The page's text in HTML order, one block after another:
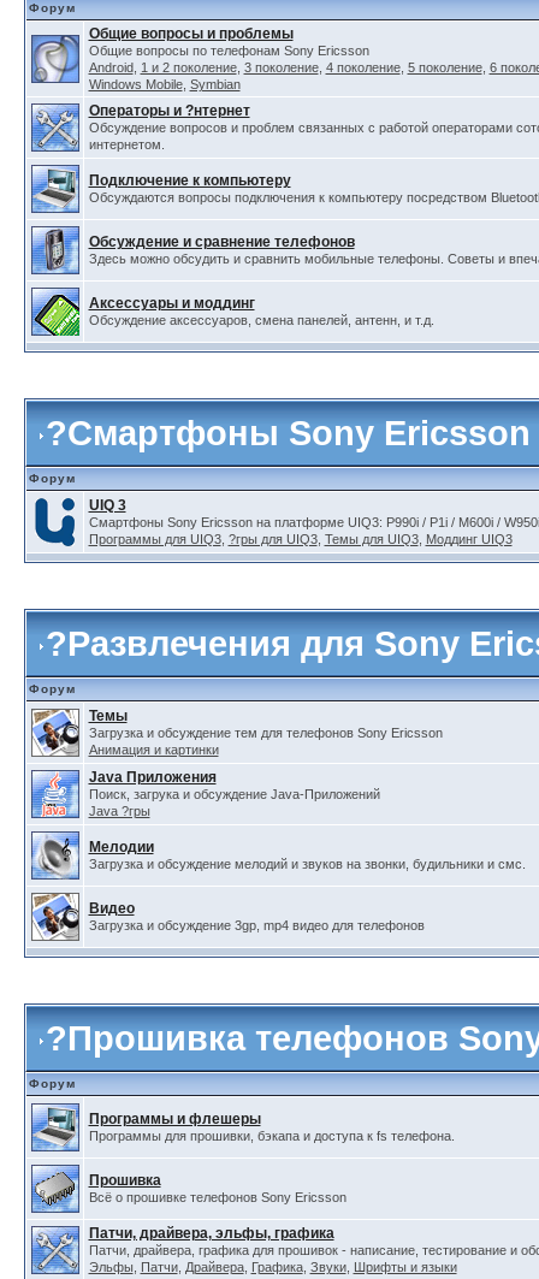
Форум
Общие вопросы и проблемы
Общие вопросы по телефонам Sony Ericsson
Android, 1 и 2 поколение, 3 поколение, 4 поколение, 5 поколение, 6
Windows Mobile, Symbian
Операторы и ?нтернет
Обсуждение вопросов и проблем связанных с работой операторами
интернетом.
Подключение к компьютеру
Обсуждаются вопросы подключения к компьютеру посредством
Обсуждение и сравнение телефонов
Здесь можно обсудить и сравнить мобильные телефоны. Советы и
Аксессуары и моддинг
Обсуждение аксессуаров, смена панелей, антенн, и т.д.
?Смартфоны Sony Ericsson
Форум
UIQ 3
Смартфоны Sony Ericsson на платформе UIQ3: P990i / P1i / M600i /
Программы для UIQ3, ?гры для UIQ3, Темы для UIQ3, Моддинг UIQ3
?Развлечения для Sony
Форум
Темы
Загрузка и обсуждение тем для телефонов Sony Ericsson
Анимация и картинки
Java Приложения
Поиск, загрука и обсуждение Java-Приложений
Java ?гры
Мелодии
Загрузка и обсуждение мелодий и звуков на звонки, будильники и смс.
Видео
Загрузка и обсуждение 3gp, mp4 видео для телефонов
?Прошивка телефонов
Форум
Программы и флешеры
Программы для прошивки, бэкапа и доступа к fs телефона.
Прошивка
Всё о прошивке телефонов Sony Ericsson
Патчи, драйвера, эльфы, графика
Патчи, драйвера, графика для прошивок - написание, тестирование и
Эльфы, Патчи, Драйвера, Графика, Звуки, Шрифты и языки